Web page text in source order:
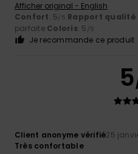
Afficher original - English
Confort: 5/5 Rapport qualité
parfaite Coloris: 5 /5
Je recommande ce produit
5
Client anonyme vérifié25
Très confortable